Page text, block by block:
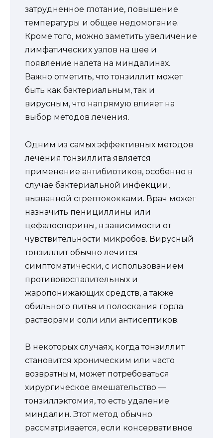
затрудненное глотание, повышение
температуры и общее недомогание.
Кроме того, можно заметить увеличение
лимфатических узлов на шее и
появление налета на миндалинах.
Важно отметить, что тонзиллит может
быть как бактериальным, так и
вирусным, что напрямую влияет на
выбор методов лечения.
Одним из самых эффективных методов
лечения тонзиллита является
применение антибиотиков, особенно в
случае бактериальной инфекции,
вызванной стрептококками. Врач может
назначить пенициллины или
цефалоспорины, в зависимости от
чувствительности микробов. Вирусный
тонзиллит обычно лечится
симптоматически, с использованием
противовоспалительных и
жаропонижающих средств, а также
обильного питья и полоскания горла
растворами соли или антисептиков.
В некоторых случаях, когда тонзиллит
становится хроническим или часто
возвратным, может потребоваться
хирургическое вмешательство —
тонзиллэктомия, то есть удаление
миндалин. Этот метод обычно
рассматривается, если консервативное